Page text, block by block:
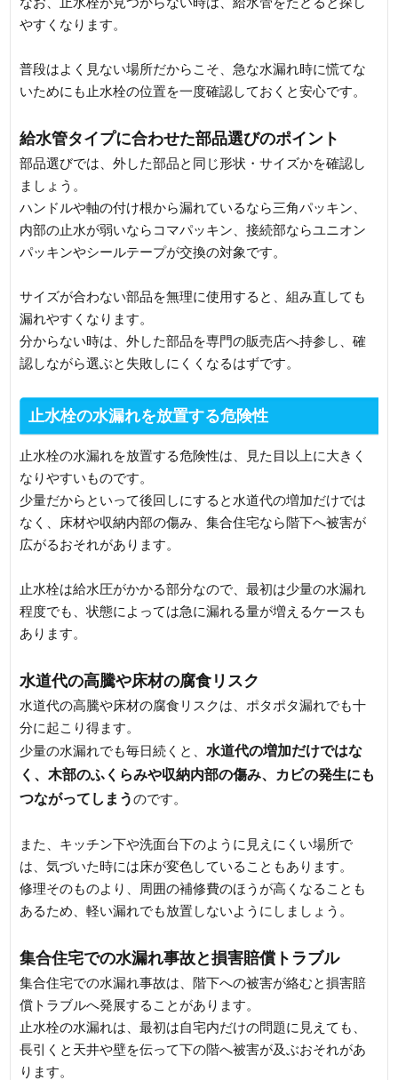
やすくなります。
普段はよく見ない場所だからこそ、急な水漏れ時に慌てな
いためにも止水栓の位置を一度確認しておくと安心です。
給水管タイプに合わせた部品選びのポイント
部品選びでは、外した部品と同じ形状・サイズかを確認し
ましょう。
ハンドルや軸の付け根から漏れているなら三角パッキン、
内部の止水が弱いならコマパッキン、接続部ならユニオン
パッキンやシールテープが交換の対象です。
サイズが合わない部品を無理に使用すると、組み直しても
漏れやすくなります。
分からない時は、外した部品を専門の販売店へ持参し、確
認しながら選ぶと失敗しにくくなるはずです。
止水栓の水漏れを放置する危険性
止水栓の水漏れを放置する危険性は、見た目以上に大きく
なりやすいものです。
少量だからといって後回しにすると水道代の増加だけでは
なく、床材や収納内部の傷み、集合住宅なら階下へ被害が
広がるおそれがあります。
止水栓は給水圧がかかる部分なので、最初は少量の水漏れ
程度でも、状態によっては急に漏れる量が増えるケースも
あります。
水道代の高騰や床材の腐食リスク
水道代の高騰や床材の腐食リスクは、ポタポタ漏れでも十
分に起こり得ます。
少量の水漏れでも毎日続くと、 水道代の増加だけではな
く、木部のふくらみや収納内部の傷み、カビの発生にも
つながってしまうのです。
また、キッチン下や洗面台下のように見えにくい場所で
は、気づいた時には床が変色していることもあります。
修理そのものより、周囲の補修費のほうが高くなることも
あるため、軽い漏れでも放置しないようにしましょう。
集合住宅での水漏れ事故と損害賠償トラブル
集合住宅での水漏れ事故は、階下への被害が絡むと損害賠
償トラブルへ発展することがあります。
止水栓の水漏れは、最初は自宅内だけの問題に見えても、
長引くと天井や壁を伝って下の階へ被害が及ぶおそれがあ
ります。